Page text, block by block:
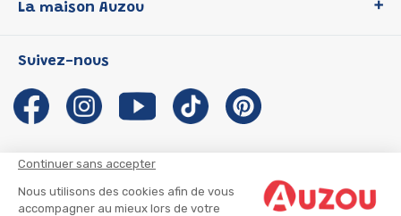
Continuer sans accepter
Nous utilisons des cookies afin de vous
accompagner au mieux lors de votre
P'tit Loup
Les Influenceuses
Migali
Petite Taupe
La maison Auzou
Notre histoire
Auzou s'engage
Auteurs et illustrateurs Auzou
Suivre mon colis
Suivez-nous
CGU